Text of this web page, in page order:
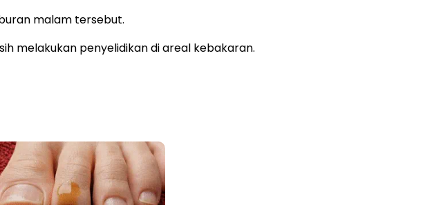
malam tersebut.
melakukan penyelidikan di areal kebakaran.